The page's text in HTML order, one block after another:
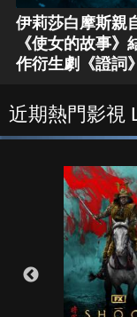
伊莉莎白摩斯親
《使女的故事》
作衍生劇《證詞
近期熱門影視